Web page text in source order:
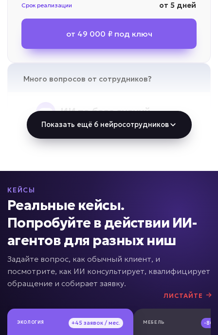
Срок реализации от 5 дней
от 49 000 ₽ под ключ
Много вопросов от сотрудников?
ИИ по базе знаний
Задача: Поиск информации по
документам
Срок реализации
от 49 000 ₽ под ключ
Долго готовятся предложения?
ИИ для расчета КП
Показать ещё 6 нейросотрудников
КЕЙСЫ
Реальные кейсы.
Попробуйте в действии ИИ-
агентов для разных ниш
Задайте вопрос, как обычный клиент, и
посмотрите, как ИИ консультирует, квалифицирует
обращение и собирает заявку.
ЛИСТАЙТЕ
ЭКОЛОГИЯ +45 заявок / мес.
ЭКОЛОГИЯ +45 заявок / мес. МЕБЕЛЬ -
МЕБЕЛЬ -